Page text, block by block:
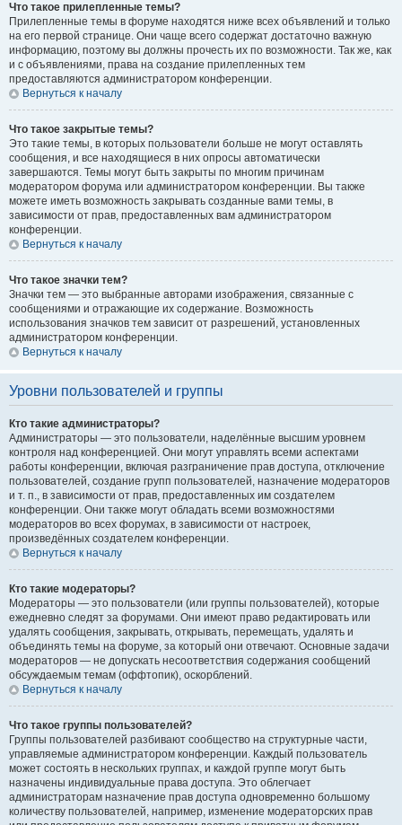
Что такое прилепленные темы?
Прилепленные темы в форуме находятся ниже всех объявлений и только
на его первой странице. Они чаще всего содержат достаточно важную
информацию, поэтому вы должны прочесть их по возможности. Так же, как
и с объявлениями, права на создание прилепленных тем
предоставляются администратором конференции.
Вернуться к началу
Что такое закрытые темы?
Это такие темы, в которых пользователи больше не могут оставлять
сообщения, и все находящиеся в них опросы автоматически
завершаются. Темы могут быть закрыты по многим причинам
модератором форума или администратором конференции. Вы также
можете иметь возможность закрывать созданные вами темы, в
зависимости от прав, предоставленных вам администратором
конференции.
Вернуться к началу
Что такое значки тем?
Значки тем — это выбранные авторами изображения, связанные с
сообщениями и отражающие их содержание. Возможность
использования значков тем зависит от разрешений, установленных
администратором конференции.
Вернуться к началу
Уровни пользователей и группы
Кто такие администраторы?
Администраторы — это пользователи, наделённые высшим уровнем
контроля над конференцией. Они могут управлять всеми аспектами
работы конференции, включая разграничение прав доступа, отключение
пользователей, создание групп пользователей, назначение модераторов
и т. п., в зависимости от прав, предоставленных им создателем
конференции. Они также могут обладать всеми возможностями
модераторов во всех форумах, в зависимости от настроек,
произведённых создателем конференции.
Вернуться к началу
Кто такие модераторы?
Модераторы — это пользователи (или группы пользователей), которые
ежедневно следят за форумами. Они имеют право редактировать или
удалять сообщения, закрывать, открывать, перемещать, удалять и
объединять темы на форуме, за который они отвечают. Основные задачи
модераторов — не допускать несоответствия содержания сообщений
обсуждаемым темам (оффтопик), оскорблений.
Вернуться к началу
Что такое группы пользователей?
Группы пользователей разбивают сообщество на структурные части,
управляемые администратором конференции. Каждый пользователь
может состоять в нескольких группах, и каждой группе могут быть
назначены индивидуальные права доступа. Это облегчает
администраторам назначение прав доступа одновременно большому
количеству пользователей, например, изменение модераторских прав